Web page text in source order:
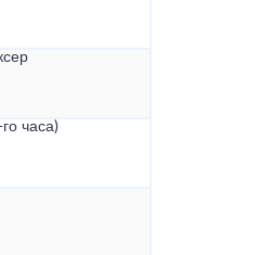
часа)